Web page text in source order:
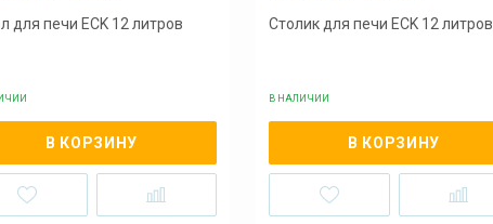
для печи ECK 12 литров
В КОРЗИНУ
Столик для печи ECK 12 литров
В НАЛИЧИИ
В КОРЗИНУ